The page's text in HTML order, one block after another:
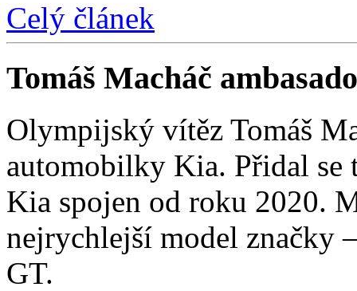
Celý článek
Tomáš Macháč
Olympijský vítěz Tomáš
automobilky Kia. Přidal se
Kia spojen od roku 2020.
nejrychlejší model značky
GT.